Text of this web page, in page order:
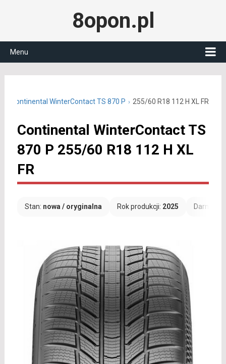
8opon.pl
Menu
Continental WinterContact TS 870 P 255/60 R18 112 H XL FR
Continental WinterContact TS
870 P 255/60 R18 112 H XL
FR
Stan: nowa / oryginalna Rok produkcji: 2025